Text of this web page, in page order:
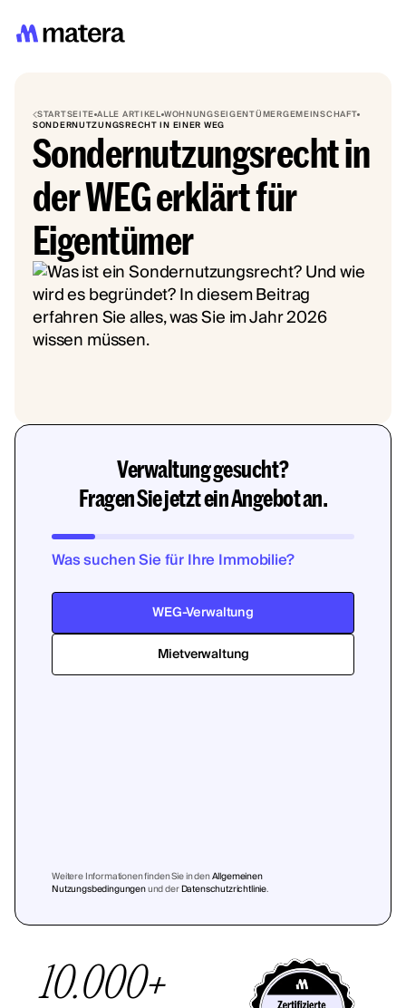
STARTSEITEALLE ARTIKELWOHNUNGSEIGENTÜMERGEMEINSCHAFT
SONDERNUTZUNGSRECHT IN EINER WEG
Sondernutzungsrecht in
der WEG erklärt für
Eigentümer
Verwaltung gesucht?
Fragen Sie jetzt ein Angebot an.
Was suchen Sie für Ihre Immobilie?
WEG-Verwaltung
Mietverwaltung
Weitere Informationen finden Sie in denAllgemeinen
Nutzungsbedingungenund derDatenschutzrichtlinie.
10.000+